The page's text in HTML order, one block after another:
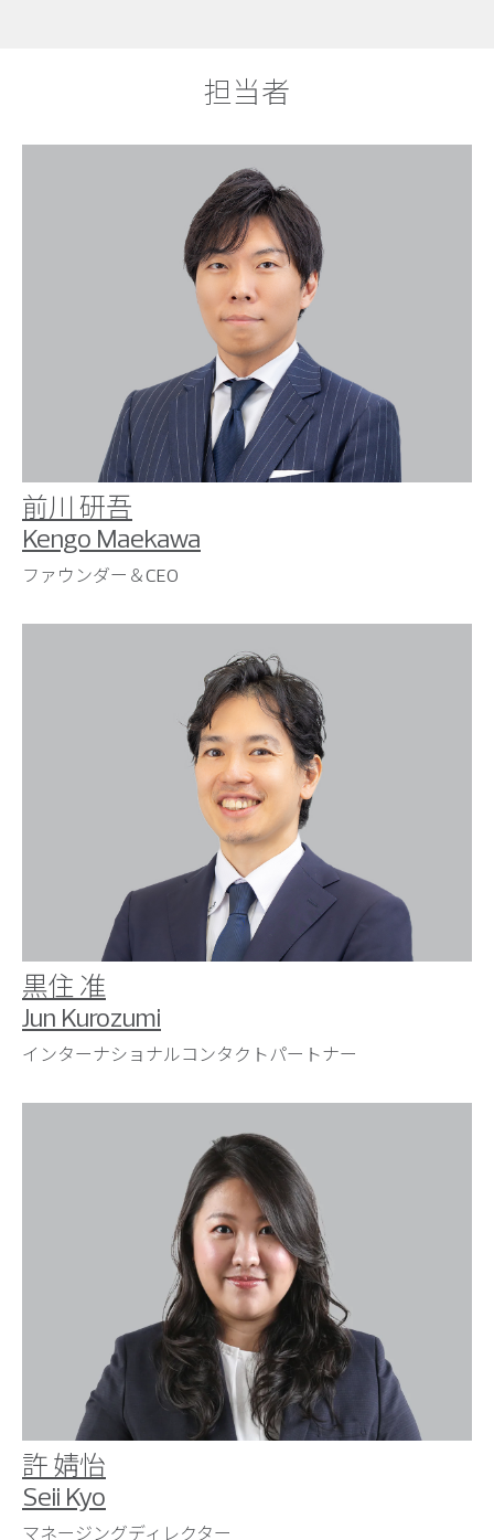
担当者
前川 研吾
Kengo Maekawa
ファウンダー＆CEO
黒住 准
Jun Kurozumi
インターナショナルコンタクトパートナー
許 婧怡
Seii Kyo
マネージングディレクター